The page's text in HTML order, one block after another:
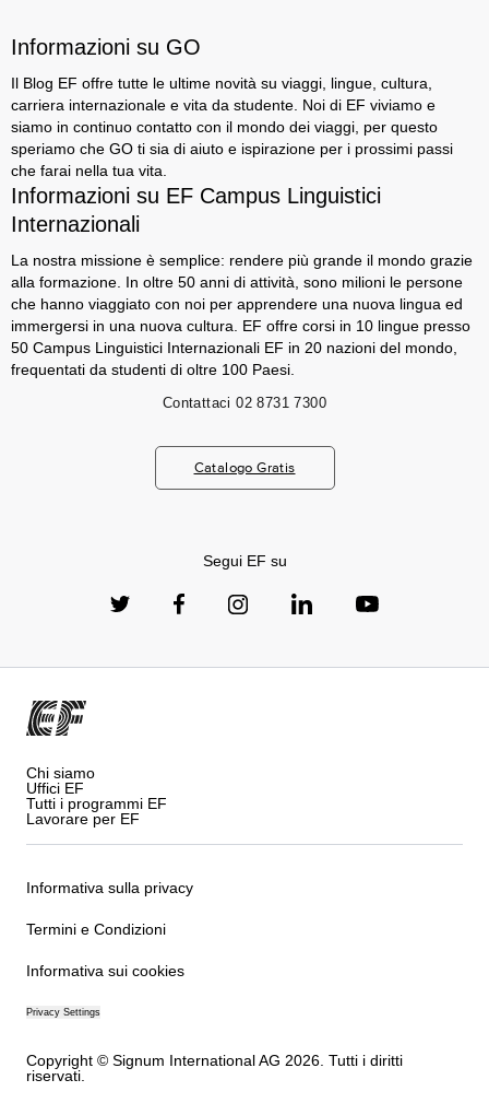
Informazioni su GO
Il Blog EF offre tutte le ultime novità su viaggi, lingue, cultura,
carriera internazionale e vita da studente. Noi di EF viviamo e
siamo in continuo contatto con il mondo dei viaggi, per questo
speriamo che GO ti sia di aiuto e ispirazione per i prossimi passi
che farai nella tua vita.
Informazioni su EF Campus Linguistici
Internazionali
La nostra missione è semplice: rendere più grande il mondo grazie
alla formazione. In oltre 50 anni di attività, sono milioni le persone
che hanno viaggiato con noi per apprendere una nuova lingua ed
immergersi in una nuova cultura. EF offre corsi in 10 lingue presso
50 Campus Linguistici Internazionali EF in 20 nazioni del mondo,
frequentati da studenti di oltre 100 Paesi.
Contattaci 02 8731 7300
Catalogo Gratis
Segui EF su
Chi siamo
Uffici EF
Tutti i programmi EF
Lavorare per EF
Informativa sulla privacy
Termini e Condizioni
Informativa sui cookies
Privacy Settings
Copyright © Signum International AG 2026. Tutti i diritti
riservati.